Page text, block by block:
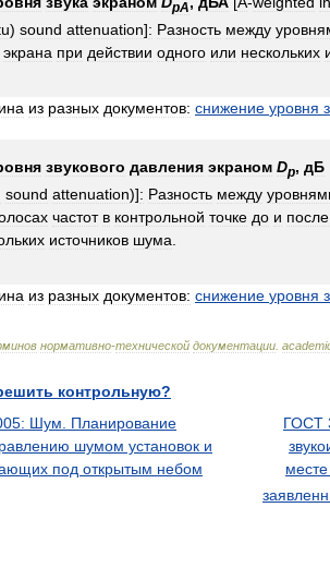
pA
) sound attenuation]: Разность между
экрана при действии одного или нескольких
из разных документов: снижение уровня
звукового давления экраном Dp, дБ
sound attenuation)]: Разность между
частот в контрольной точке до и после
источников шума
из разных документов: снижение уровня
нормативно-технической документации
контрольную?
Шум. Планирование
шумом установок и
под открытым небом
ГОСТ